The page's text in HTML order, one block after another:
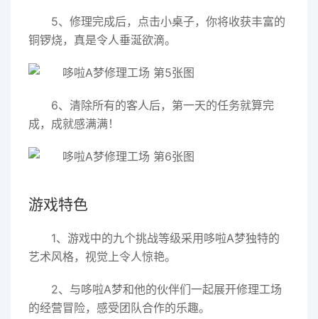
5、修理完成后，点击小桌子，你将收获丰富的
铜锣烧，真是令人垂涎欲滴。
6、清除所有的客人后，第一天的任务就算完
成，成就感满满！
游戏特色
1、游戏中的九个挑战等级采用哆啦A梦独特的
艺术风格，视觉上令人惊艳。
2、与哆啦A梦和他的伙伴们一起展开修理工场
的经营冒险，感受团队合作的乐趣。